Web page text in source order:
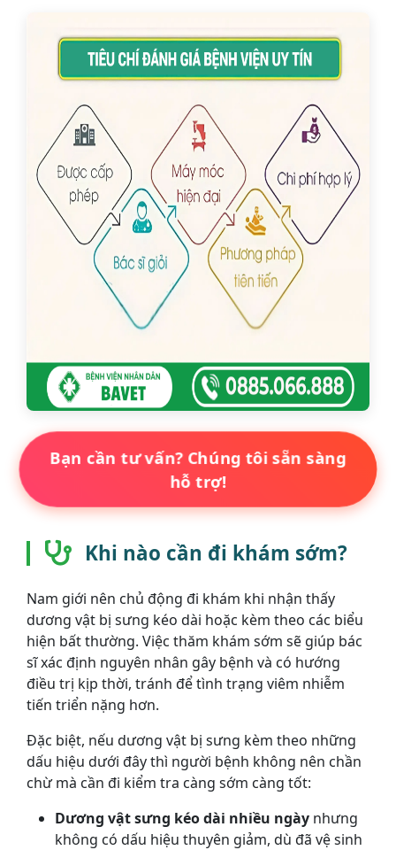
Bạn cần tư vấn? Chúng tôi sẵn sàng
hỗ trợ!
Khi nào cần đi khám sớm?
Nam giới nên chủ động đi khám khi nhận thấy
dương vật bị sưng kéo dài hoặc kèm theo các biểu
hiện bất thường. Việc thăm khám sớm sẽ giúp bác
sĩ xác định nguyên nhân gây bệnh và có hướng
điều trị kịp thời, tránh để tình trạng viêm nhiễm
tiến triển nặng hơn.
Đặc biệt, nếu dương vật bị sưng kèm theo những
dấu hiệu dưới đây thì người bệnh không nên chần
chừ mà cần đi kiểm tra càng sớm càng tốt:
Dương vật sưng kéo dài nhiều ngày nhưng
không có dấu hiệu thuyên giảm, dù đã vệ sinh